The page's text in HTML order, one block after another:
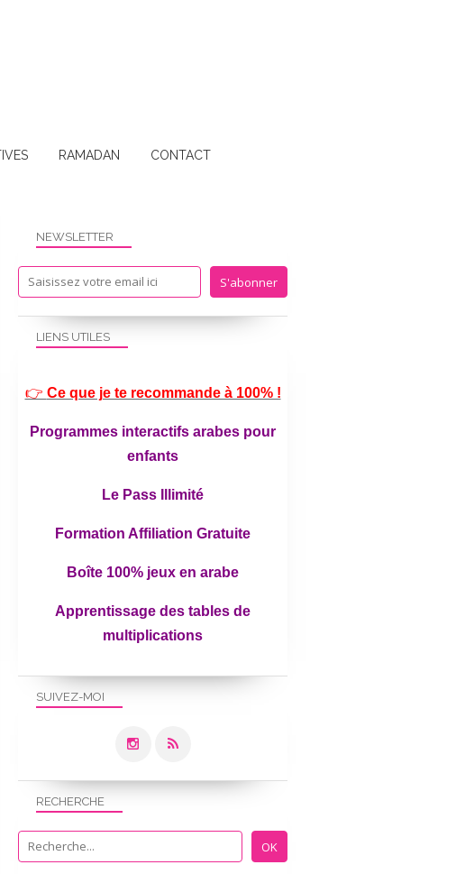
RAMADAN CONTACT
NEWSLETTER
SUIVEZ-MOI
RECHERCHE
LIENS UTILES
👉 Ce que je te recommande à 100% !
Programmes interactifs arabes pour
enfants
Le Pass Illimité
Formation Affiliation Gratuite
Boîte 100% jeux en arabe
Apprentissage des tables de
multiplications